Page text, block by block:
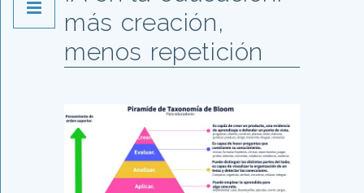
más creación,
menos repetición